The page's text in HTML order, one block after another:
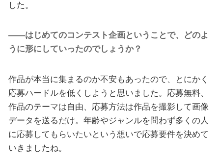
した。
――はじめてのコンテスト企画ということで、どのよ
うに形にしていったのでしょうか？
作品が本当に集まるのか不安もあったので、とにかく
応募ハードルを低くしようと思いました。応募無料、
作品のテーマは自由、応募方法は作品を撮影して画像
データを送るだけ。年齢やジャンルを問わず多くの人
に応募してもらいたいという想いで応募要件を決めて
いきましたね。